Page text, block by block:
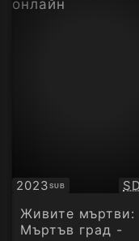
2023SUB
Субтитри
Живите мъртви:
Мъртъв град -